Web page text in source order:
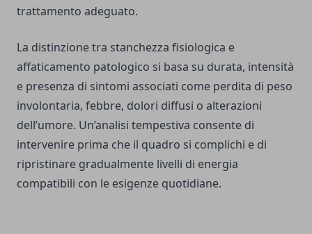
trattamento adeguato.
La distinzione tra stanchezza fisiologica e
affaticamento patologico si basa su durata, intensità
e presenza di sintomi associati come perdita di peso
involontaria, febbre, dolori diffusi o alterazioni
dell’umore. Un’analisi tempestiva consente di
intervenire prima che il quadro si complichi e di
ripristinare gradualmente livelli di energia
compatibili con le esigenze quotidiane.